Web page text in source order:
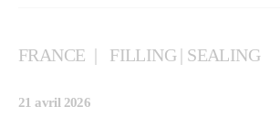
FRANCE FILLING | SEALING
21 avril 2026